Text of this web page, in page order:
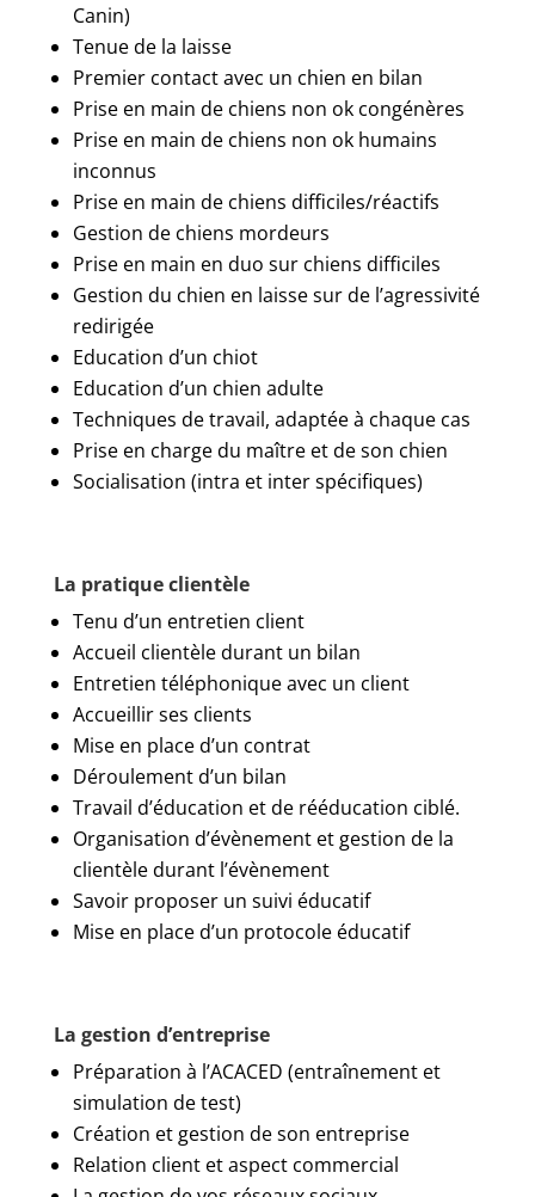
Canin)
Tenue de la laisse
Premier contact avec un chien en bilan
Prise en main de chiens non ok congénères
Prise en main de chiens non ok humains
inconnus
Prise en main de chiens difficiles/réactifs
Gestion de chiens mordeurs
Prise en main en duo sur chiens difficiles
Gestion du chien en laisse sur de l’agressivité
redirigée
Education d’un chiot
Education d’un chien adulte
Techniques de travail, adaptée à chaque cas
Prise en charge du maître et de son chien
Socialisation (intra et inter spécifiques)
La pratique clientèle
Tenu d’un entretien client
Accueil clientèle durant un bilan
Entretien téléphonique avec un client
Accueillir ses clients
Mise en place d’un contrat
Déroulement d’un bilan
Travail d’éducation et de rééducation ciblé.
Organisation d’évènement et gestion de la
clientèle durant l’évènement
Savoir proposer un suivi éducatif
Mise en place d’un protocole éducatif
La gestion d’entreprise
Préparation à l’ACACED (entraînement et
simulation de test)
Création et gestion de son entreprise
Relation client et aspect commercial